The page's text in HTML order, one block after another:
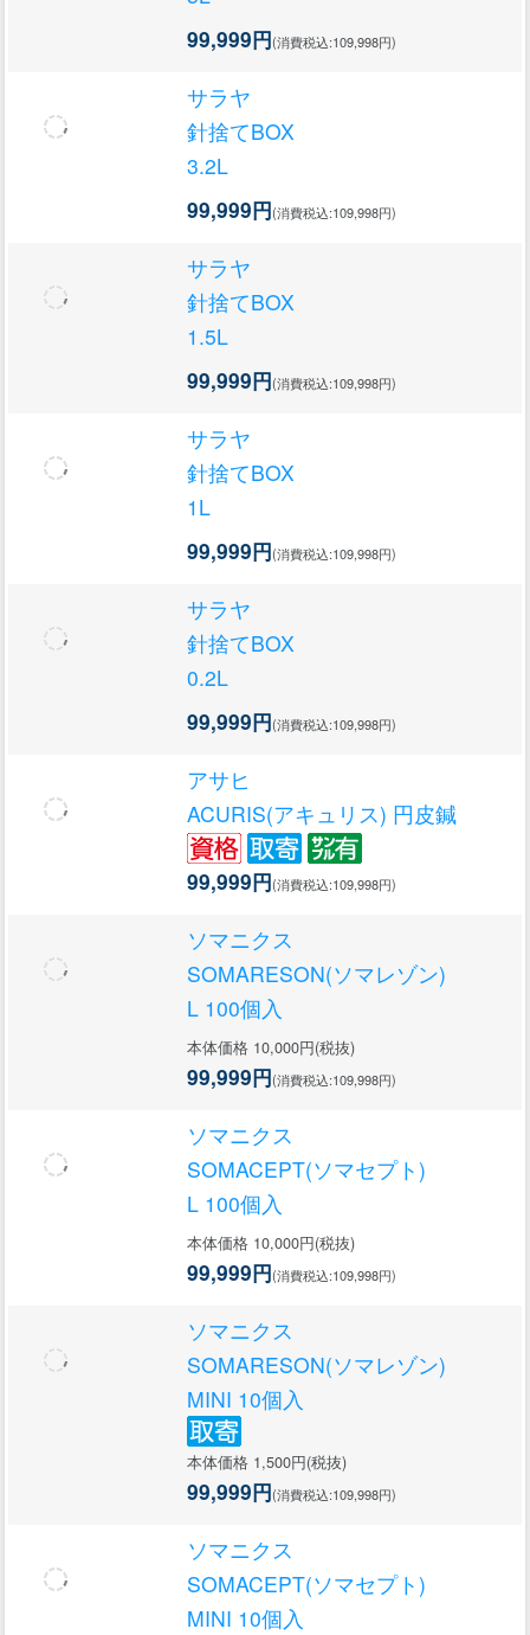
99,999円(消費税込:109,998円)
サラヤ
針捨てBOX
3.2L
99,999円(消費税込:109,998円)
サラヤ
針捨てBOX
1.5L
99,999円(消費税込:109,998円)
サラヤ
針捨てBOX
1L
99,999円(消費税込:109,998円)
サラヤ
針捨てBOX
0.2L
99,999円(消費税込:109,998円)
アサヒ
ACURIS(アキュリス) 円皮鍼
99,999円(消費税込:109,998円)
ソマニクス
SOMARESON(ソマレゾン)
L 100個入
本体価格 10,000円(税抜)
99,999円(消費税込:109,998円)
ソマニクス
SOMACEPT(ソマセプト)
L 100個入
本体価格 10,000円(税抜)
99,999円(消費税込:109,998円)
ソマニクス
SOMARESON(ソマレゾン)
MINI 10個入
本体価格 1,500円(税抜)
99,999円(消費税込:109,998円)
ソマニクス
SOMACEPT(ソマセプト)
MINI 10個入